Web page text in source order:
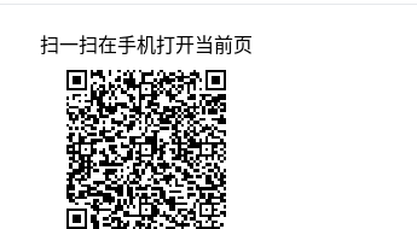
扫一扫在手机打开当前页